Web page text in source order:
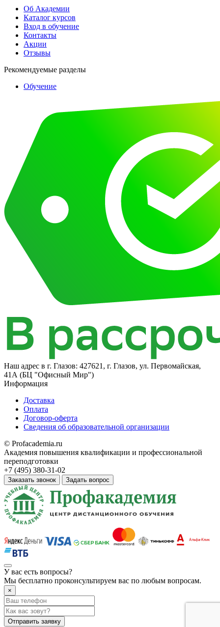
Об Академии
Каталог курсов
Вход в обучение
Контакты
Акции
Отзывы
Рекомендуемые разделы
Обучение
Наш адрес в г. Глазов: 427621, г. Глазов, ул. Первомайская,
41А (БЦ "Офисный Мир")
Информация
Доставка
Оплата
Договор-оферта
Сведения об образовательной организации
© Profacademia.ru
Академия повышения квалификации и профессиональной
переподготовки
+7 (495) 380-31-02
Заказать звонок Задать вопрос
У вас есть вопросы?
Мы бесплатно проконсультируем вас по любым вопросам.
×
Отправить заявку